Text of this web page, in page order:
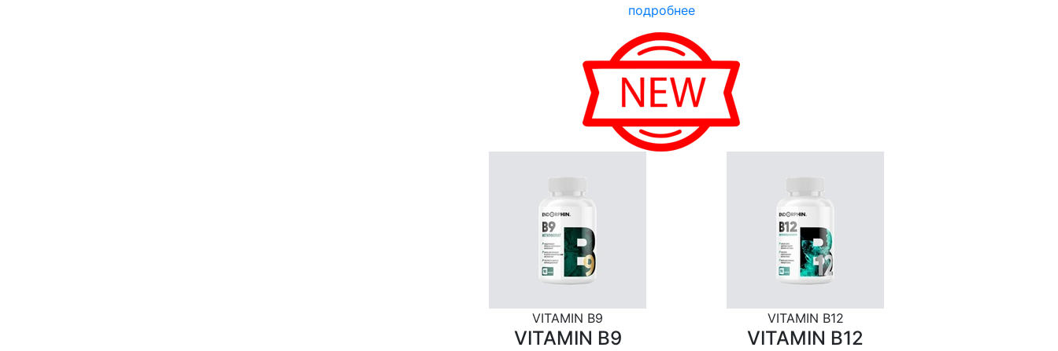
подробнее
VITAMIN B9
VITAMIN B9
VITAMIN B12
VITAMIN B12